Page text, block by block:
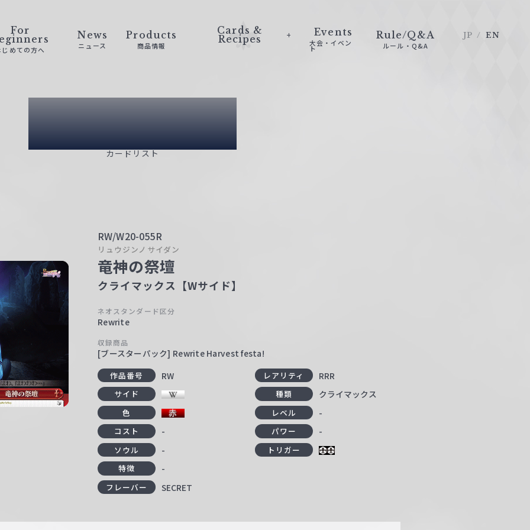
For
じめての方へ
News
ニュース
Products
商品情報
Cards &
Recipes
Events
大会・イベン
ト
Rule/Q&A
ルール・Q&A
JP EN
Card List
カードリスト
RW/W20-055R
リュウジンノサイダン
竜神の祭壇
クライマックス【Wサイド】
ネオスタンダード区分
Rewrite
収録商品
[ブースターパック] Rewrite Harvest festa!
作品番号 RW レアリティ RRR
サイド 種類 クライマックス
色 レベル -
コスト - パワー -
ソウル -
トリガー
特徴
-
フレーバー SECRET